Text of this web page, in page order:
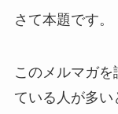
さて本題です。
このメルマガ
ている人が多い